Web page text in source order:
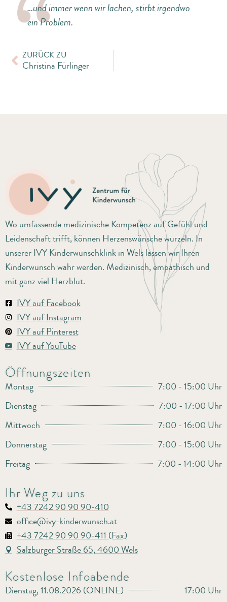
…und immer wenn wir lachen, stirbt irgendwo
ein Problem.
ZURÜCK ZU
Christina Fürlinger
Wo umfassende medizinische Kompetenz auf Gefühl und
Leidenschaft trifft, können Herzenswünsche wurzeln. In
unserer IVY Kinderwunschklink in Wels lassen wir Ihren
Kinderwunsch wahr werden. Medizinisch, empathisch und
mit ganz viel Herzblut.
IVY auf Facebook
IVY auf Instagram
IVY auf Pinterest
IVY auf YouTube
Öffnungszeiten
Montag
7:00 - 15:00 Uhr
Dienstag
7:00 - 17:00 Uhr
Mittwoch
7:00 - 16:00 Uhr
Donnerstag
7:00 - 15:00 Uhr
Freitag
7:00 - 14:00 Uhr
Ihr Weg zu uns
+43 7242 90 90 90-410
office@ivy-kinderwunsch.at
+43 7242 90 90 90-411 (Fax)
Salzburger Straße 65, 4600 Wels
Kostenlose Infoabende
Dienstag, 11.08.2026 (ONLINE)
17:00 Uhr